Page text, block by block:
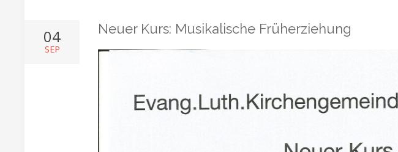
04
SEP
Neuer Kurs: Musikalische Früherziehung